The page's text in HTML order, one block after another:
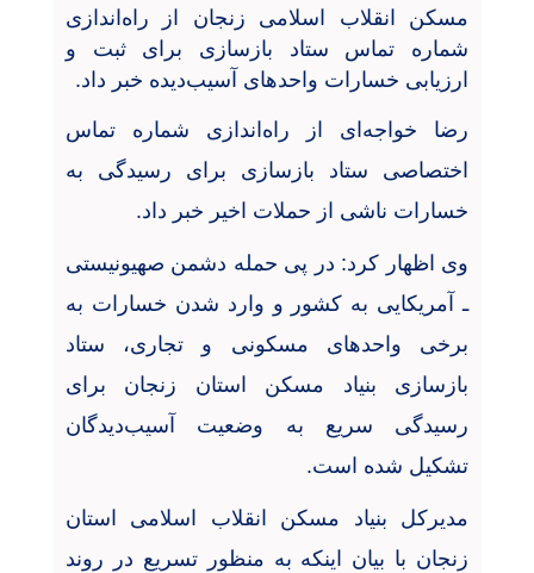
مسکن انقلاب اسلامی زنجان از راه‌اندازی
شماره تماس ستاد بازسازی برای ثبت و
ارزیابی خسارات واحدهای آسیب‌دیده خبر داد.
رضا خواجه‌ای از راه‌اندازی شماره تماس
اختصاصی ستاد بازسازی برای رسیدگی به
خسارات ناشی از حملات اخیر خبر داد.
وی اظهار کرد: در پی حمله دشمن صهیونیستی
ـ آمریکایی به کشور و وارد شدن خسارات به
برخی واحدهای مسکونی و تجاری، ستاد
بازسازی بنیاد مسکن استان زنجان برای
رسیدگی سریع به وضعیت آسیب‌دیدگان
تشکیل شده است.
مدیرکل بنیاد مسکن انقلاب اسلامی استان
زنجان با بیان اینکه به منظور تسریع در روند